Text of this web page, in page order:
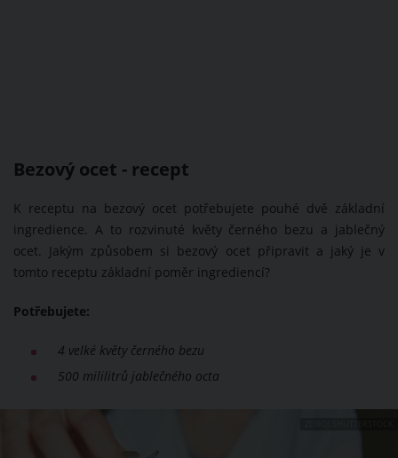
Bezový ocet - recept
K receptu na bezový ocet potřebujete pouhé dvě základní
ingredience. A to rozvinuté květy černého bezu a jablečný
ocet. Jakým způsobem si bezový ocet připravit a jaký je v
tomto receptu základní poměr ingrediencí?
Potřebujete:
4 velké květy černého bezu
500 mililitrů jablečného octa